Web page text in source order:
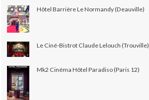
Hôtel Barrière Le Normandy (Deauville)
Le Ciné-Bistrot Claude Lelouch (Trouville)
Mk2 Cinéma Hôtel Paradiso (Paris 12)